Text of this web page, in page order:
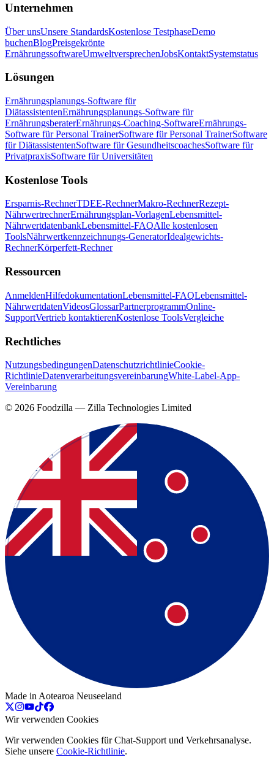
Unternehmen
Über unsUnsere StandardsKostenlose TestphaseDemo
buchenBlogPreisgekrönte
ErnährungssoftwareUmweltversprechenJobsKontaktSystemstatus
Lösungen
Ernährungsplanungs-Software für
DiätassistentenErnährungsplanungs-Software für
ErnährungsberaterErnährungs-Coaching-SoftwareErnährungs-
Software für Personal TrainerSoftware für Personal TrainerSoftware
für DiätassistentenSoftware für GesundheitscoachesSoftware für
PrivatpraxisSoftware für Universitäten
Kostenlose Tools
Ersparnis-RechnerTDEE-RechnerMakro-RechnerRezept-
NährwertrechnerErnährungsplan-VorlagenLebensmittel-
NährwertdatenbankLebensmittel-FAQAlle kostenlosen
ToolsNährwertkennzeichnungs-GeneratorIdealgewichts-
RechnerKörperfett-Rechner
Ressourcen
AnmeldenHilfedokumentationLebensmittel-FAQLebensmittel-
NährwertdatenVideosGlossarPartnerprogrammOnline-
SupportVertrieb kontaktierenKostenlose ToolsVergleiche
Rechtliches
NutzungsbedingungenDatenschutzrichtlinieCookie-
RichtlinieDatenverarbeitungsvereinbarungWhite-Label-App-
Vereinbarung
© 2026 Foodzilla — Zilla Technologies Limited
Made in Aotearoa Neuseeland
Wir verwenden Cookies
Wir verwenden Cookies für Chat-Support und Verkehrsanalyse.
Siehe unsere Cookie-Richtlinie.